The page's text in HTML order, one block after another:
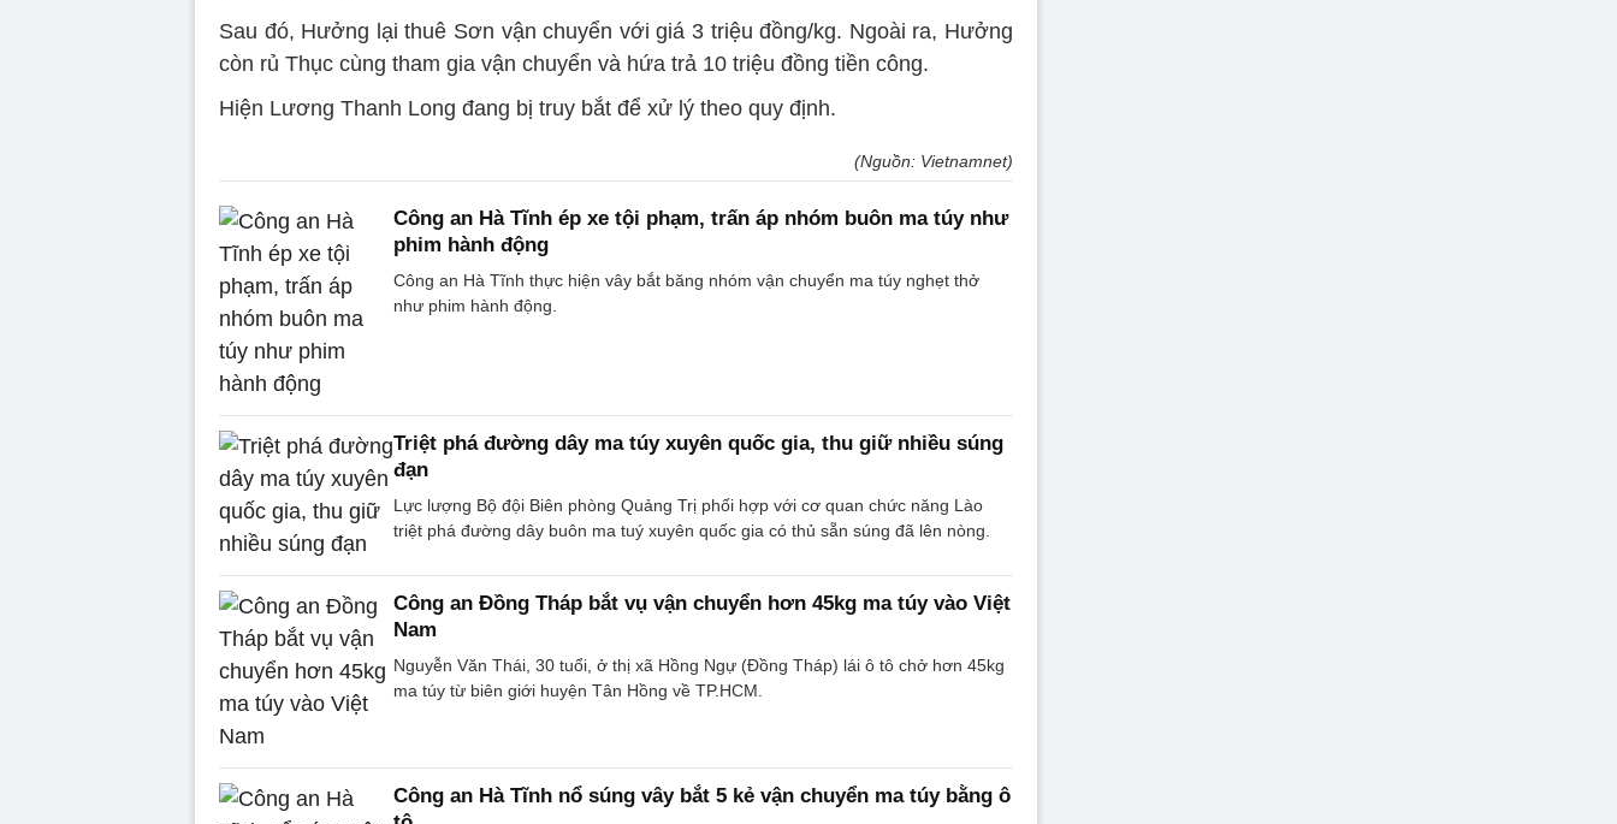
Sau đó, Hưởng lại thuê Sơn vận chuyển với giá 3 triệu đồng/kg. Ngoài ra, Hưởng
còn rủ Thục cùng tham gia vận chuyển và hứa trả 10 triệu đồng tiền công.
Hiện Lương Thanh Long đang bị truy bắt để xử lý theo quy định.
(Nguồn: Vietnamnet)
Công an Hà Tĩnh ép xe tội phạm, trấn áp nhóm buôn ma túy như
phim hành động
Công an Hà Tĩnh thực hiện vây bắt băng nhóm vận chuyển ma túy nghẹt thở
như phim hành động.
Triệt phá đường dây ma túy xuyên quốc gia, thu giữ nhiều súng
đạn
Lực lượng Bộ đội Biên phòng Quảng Trị phối hợp với cơ quan chức năng Lào
triệt phá đường dây buôn ma tuý xuyên quốc gia có thủ sẵn súng đã lên nòng.
Công an Đồng Tháp bắt vụ vận chuyển hơn 45kg ma túy vào Việt
Nam
Nguyễn Văn Thái, 30 tuổi, ở thị xã Hồng Ngự (Đồng Tháp) lái ô tô chở hơn 45kg
ma túy từ biên giới huyện Tân Hồng về TP.HCM.
Công an Hà Tĩnh nổ súng vây bắt 5 kẻ vận chuyển ma túy bằng ô